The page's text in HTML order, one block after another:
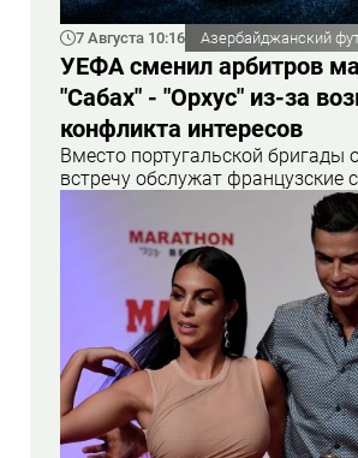
7 Августа 10:16 Азербайджанский
УЕФА сменил арбитров
"Сабах" - "Орхус" из-за
конфликта интересов
Вместо португальской бригады
встречу обслужат французские